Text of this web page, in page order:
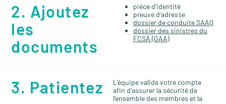
2. Ajoutez
les
documents
pièce d’identité
preuve d’adresse
dossier de conduite SAAQ
dossier des sinistres du
FCSA (GAA)
3. Patientez
L’équipe valide votre compte
afin d’assurer la sécurité de
l’ensemble des membres et la